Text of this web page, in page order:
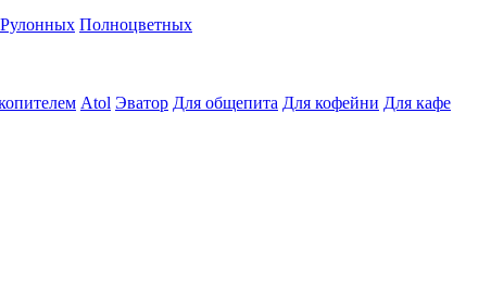
Рулонных Полноцветных
Atol Эватор Для общепита Для кофейни Для кафе